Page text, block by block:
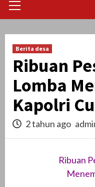
Menu
Berita desa
Ribuan
Lomba
Kapolri
2 tahun ago
Ribuan